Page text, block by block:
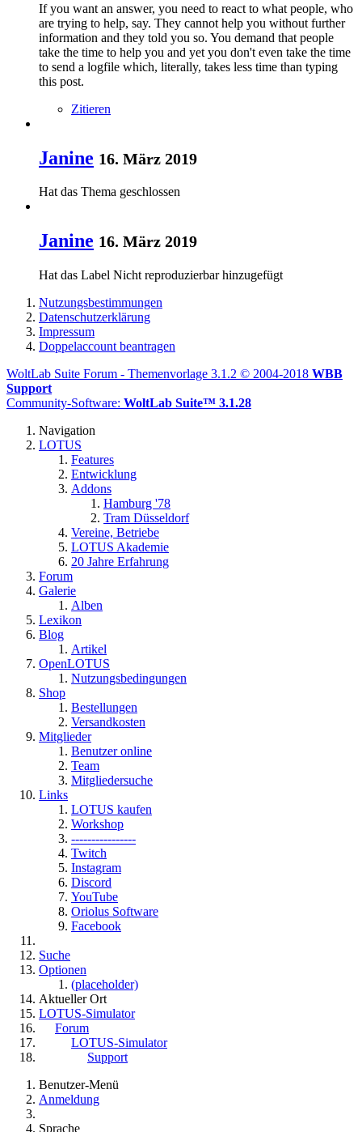
If you want an answer, you need to react to what people, who
are trying to help, say. They cannot help you without further
information and they told you so. You demand that people
take the time to help you and yet you don't even take the time
to send a logfile which, literally, takes less time than typing
this post.
Zitieren
Janine 16. März 2019
Hat das Thema geschlossen
Janine 16. März 2019
Hat das Label Nicht reproduzierbarhinzugefügt
Nutzungsbestimmungen
Datenschutzerklärung
Impressum
Doppelaccount beantragen
WoltLab Suite Forum - Themenvorlage 3.1.2 © 2004-2018 WBB
Support
Community-Software: WoltLab Suite™ 3.1.28
Navigation
LOTUS
Features
Entwicklung
Addons
Hamburg '78
Tram Düsseldorf
Vereine, Betriebe
LOTUS Akademie
20 Jahre Erfahrung
Forum
Galerie
Alben
Lexikon
Blog
Artikel
OpenLOTUS
Nutzungsbedingungen
Shop
Bestellungen
Versandkosten
Mitglieder
Benutzer online
Team
Mitgliedersuche
Links
LOTUS kaufen
Workshop
----------------
Twitch
Instagram
Discord
YouTube
Oriolus Software
Facebook
Suche
Optionen
(placeholder)
Aktueller Ort
LOTUS-Simulator
Forum
LOTUS-Simulator
Support
Benutzer-Menü
Anmeldung
Sprache